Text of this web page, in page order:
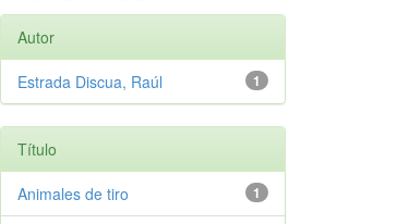
Autor
1
Estrada Discua, Raúl
Título
1
Animales de tiro